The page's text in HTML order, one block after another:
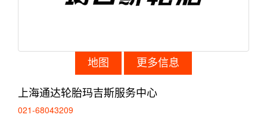
地图 更多信息
上海通达轮胎玛吉斯服务中心
021-68043209